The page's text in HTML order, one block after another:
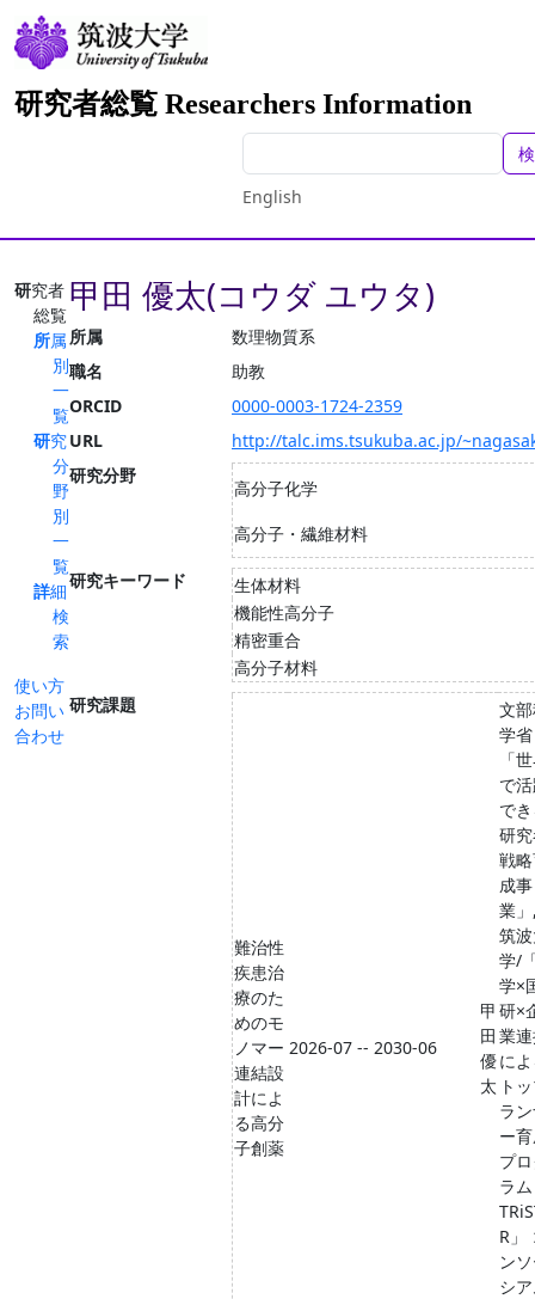
研究者総覧 Researchers Information
English
研究者
総覧
所属
別
一
覧
研究
分
野
別
一
覧
詳細
検
索
使い方
お問い
合わせ
甲田 優太(コウダ ユウタ)
所属
数理物質系
職名
助教
ORCID
0000-0003-1724-2359
URL
http://talc.ims.tsukuba.ac.jp/
研究分野
高分子化学
高分子・繊維材料
研究キーワード
生体材料
機能性高分子
精密重合
高分子材料
研究課題
難治性
疾患治
療のた
めのモ
ノマー
連結設
計によ
る高分
子創薬
2026-07 -- 2030-06
甲
田
優
太
文
学省
「
で
で
研
戦
成事
業
筑
学/
学×
研×
業
に
ト
ラ
ー
プ
ラム
R」
ン
シ